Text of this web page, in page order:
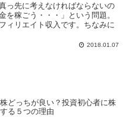
っ先に考えなければならないの
を稼ごう・・・」という問題。
ィリエイト収入です。ちなみに
2018.01.07
どっちが良い？投資初心者に株
る５つの理由